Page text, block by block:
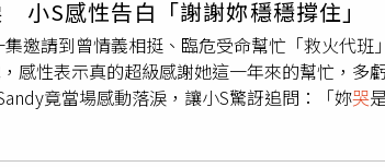
」節目中，Lulu特別翻出阿弟16年前參加《金
起一波回憶殺。除了歌手身分，Energy團員牛
的女兒叫車。阿弟雖然希望培養孩子獨立、不
然哪一天遇到一個對她好的男生，她就跟人
S感性告白「謝謝妳穩穩撐住」
邀請到曾情義相挺、臨危受命幫忙「救火代班
感性表示真的超級感謝她這一年來的幫忙，多
竟當場感動落淚，讓小S驚訝追問：「妳哭
有」。Sandy直言今天重回這個舞台，壓力大
小S也好奇逼問：「妳爸（吳宗憲）私底下到